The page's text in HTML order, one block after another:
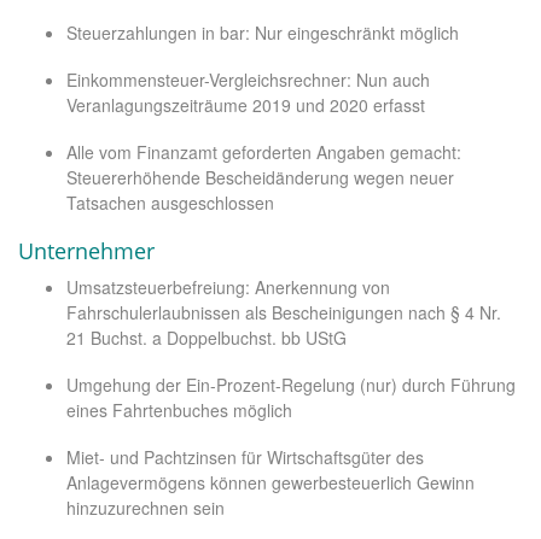
Steuerzahlungen in bar: Nur eingeschränkt möglich
Einkommensteuer-Vergleichsrechner: Nun auch
Veranlagungszeiträume 2019 und 2020 erfasst
Alle vom Finanzamt geforderten Angaben gemacht:
Steuererhöhende Bescheidänderung wegen neuer
Tatsachen ausgeschlossen
Unternehmer
Umsatzsteuerbefreiung: Anerkennung von
Fahrschulerlaubnissen als Bescheinigungen nach § 4 Nr.
21 Buchst. a Doppelbuchst. bb UStG
Umgehung der Ein-Prozent-Regelung (nur) durch Führung
eines Fahrtenbuches möglich
Miet- und Pachtzinsen für Wirtschaftsgüter des
Anlagevermögens können gewerbesteuerlich Gewinn
hinzuzurechnen sein